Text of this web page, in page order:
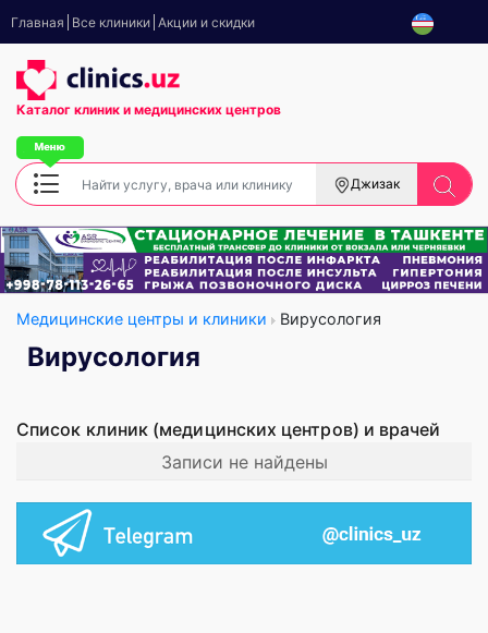
Главная Все клиники Акции и скидки
Каталог клиник и медицинских центров
Джизак
Медицинские центры и клиники Вирусология
Вирусология
Список клиник (медицинских центров) и врачей
Записи не найдены